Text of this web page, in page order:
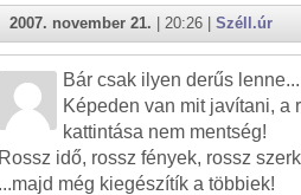
2007. november 21. | 20:26 | Széll.úr
Bár csak ilyen derűs lenne...
Képeden van mit javítani, a
kattintása nem mentség!
Rossz idő, rossz fények, rossz
...majd még kiegészítík a többiek!